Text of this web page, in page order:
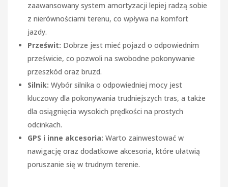
zaawansowany system amortyzacji lepiej radzą sobie
z nierównościami terenu, co wpływa na komfort
jazdy.
Prześwit: Dobrze jest mieć pojazd o odpowiednim
prześwicie, co pozwoli na swobodne pokonywanie
przeszkód oraz bruzd.
Silnik: Wybór silnika o odpowiedniej mocy jest
kluczowy dla pokonywania trudniejszych tras, a także
dla osiągnięcia wysokich prędkości na prostych
odcinkach.
GPS i inne akcesoria: Warto zainwestować w
nawigację oraz dodatkowe akcesoria, które ułatwią
poruszanie się w trudnym terenie.